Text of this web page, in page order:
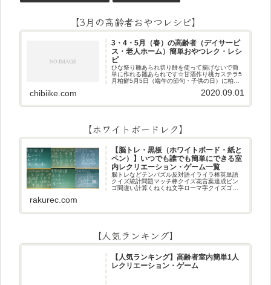
【3月の高齢者おやつレシピ】
3・4・5月（春）の高齢者（デイサービ
ス・老人ホーム）簡単おやつレク・レシ
ピ
ひな祭り雛あられ切り餅を使って揚げないで簡
単に作れる雛あられです☆甘酒作り桃カステラ5
月柏餅5月5日（端午の節句・子供の日）に柏餅
日）にちまき作りです☆ほうじ茶プリン抹茶パ
chibiike.com 2020.09.01
【ホワイトボードレク】
【脳トレ・黒板（ホワイトボード・紙と
ペン）】いつでも誰でも簡単にできる室
内レクリエーション・ゲーム一覧
脳トレなどテンパズル反対語イライラ棒英単語
クイズ統計問題マッチ棒クイズ花言葉達成ビン
ゴ間違い計算くねくね文字ローマ字クイズゴロ
rakurec.com
【人気ランキング】
【人気ランキング】高齢者室内簡単1人
レクリエーション・ゲーム